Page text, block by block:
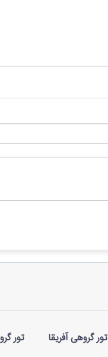
تور گروهی آفریقا تور